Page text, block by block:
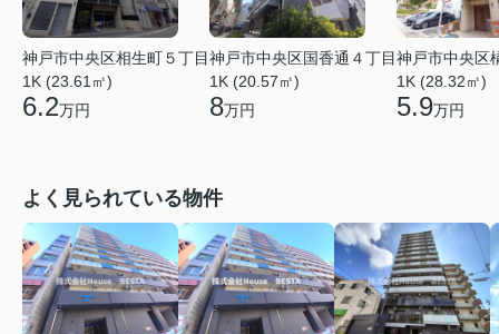
神戸市中央区相生町５丁目
1K (23.61㎡)
6.2万円
神戸市中央区国香通４丁目
1K (20.57㎡)
8万円
神戸市中央区
1K (28.32㎡)
5.9万円
よく見られている物件